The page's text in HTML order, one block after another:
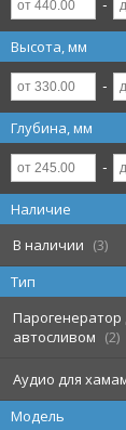
Высота, мм
Глубина, мм
Наличие
В наличии
3
Тип
Парогенератор
автосливом
2
Аудио для
Модель